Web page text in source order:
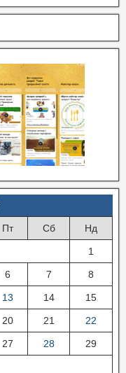
Пт Сб Нд
1
6 7 8
13 14 15
20 21 22
27 28 29